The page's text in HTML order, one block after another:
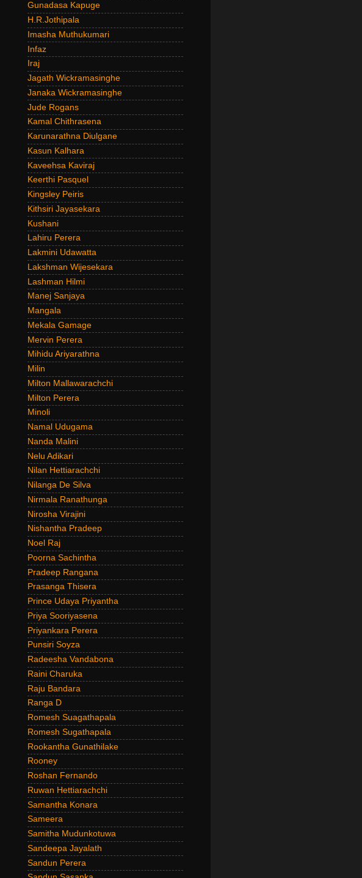
Gunadasa Kapuge
H.R.Jothipala
Imasha Muthukumari
Infaz
Iraj
Jagath Wickramasinghe
Janaka Wickramasinghe
Jude Rogans
Kamal Chithrasena
Karunarathna Diulgane
Kasun Kalhara
Kaveehsa Kaviraj
Keerthi Pasquel
Kingsley Peiris
Kithsiri Jayasekara
Kushani
Lahiru Perera
Lakmini Udawatta
Lakshman Wijesekara
Lashman Hilmi
Manej Sanjaya
Mangala
Mekala Gamage
Mervin Perera
Mihidu Ariyarathna
Milin
Milton Mallawarachchi
Milton Perera
Minoli
Namal Udugama
Nanda Malini
Nelu Adikari
Nilan Hettiarachchi
Nilanga De Silva
Nirmala Ranathunga
Nirosha Virajini
Nishantha Pradeep
Noel Raj
Poorna Sachintha
Pradeep Rangana
Prasanga Thisera
Prince Udaya Priyantha
Priya Sooriyasena
Priyankara Perera
Punsiri Soyza
Radeesha Vandabona
Raini Charuka
Raju Bandara
Ranga D
Romesh Suagathapala
Romesh Sugathapala
Rookantha Gunathilake
Rooney
Roshan Fernando
Ruwan Hettiarachchi
Samantha Konara
Sameera
Samitha Mudunkotuwa
Sandeepa Jayalath
Sandun Perera